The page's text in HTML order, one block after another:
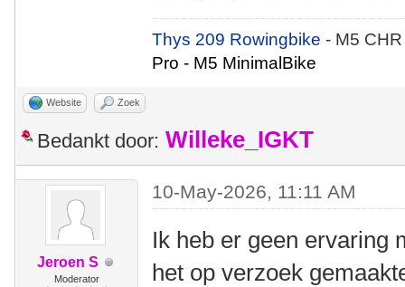
Thys 209 Rowingbike- M5
Pro - M5 MinimalBike
Website Zoek
Bedankt door: Willeke_IGKT
Jeroen S
Moderator
10-May-2026, 11:11 AM
Ik heb er geen ervaring
het op verzoek